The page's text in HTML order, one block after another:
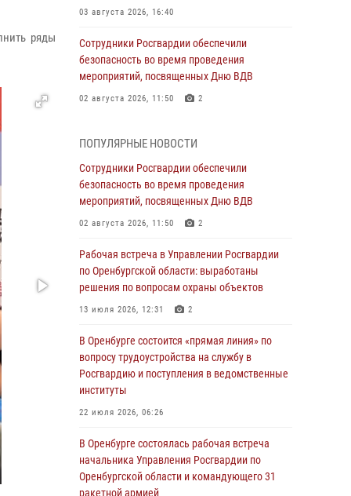
ряды
03 августа 2026, 16:40
Сотрудники Росгвардии обеспечили
безопасность во время проведения
мероприятий, посвященных Дню ВДВ
02 августа 2026, 11:50 2
гражданами по вопросу трудоустройства на
службу в Росгвардию и поступления в
ведомственные институты
30 июля 2026, 04:44
Дню Крещения Руси
28 июля 2026, 09:41 1
Росгвардейцы обеспечили правопорядок на
27 июля 2026, 14:36 2
Росгвардейцы предотвратили трагедию:
спасен мужчина в тяжелой жизненной
Росгвардейцы Оренбургской области
проверили готовность детских
образовательных учреждений к новому
ПОПУЛЯРНЫЕ НОВОСТИ
Сотрудники Росгвардии обеспечили
безопасность во время проведения
мероприятий, посвященных Дню ВДВ
02 августа 2026, 11:50 2
Рабочая встреча в Управлении Росгвардии
по Оренбургской области: выработаны
решения по вопросам охраны объектов
13 июля 2026, 12:31 2
В Оренбурге состоится «прямая линия» по
вопросу трудоустройства на службу в
Росгвардию и поступления в ведомственные
институты
22 июля 2026, 06:26
В Оренбурге состоялась рабочая встреча
начальника Управления Росгвардии по
Оренбургской области и командующего 31
ракетной армией